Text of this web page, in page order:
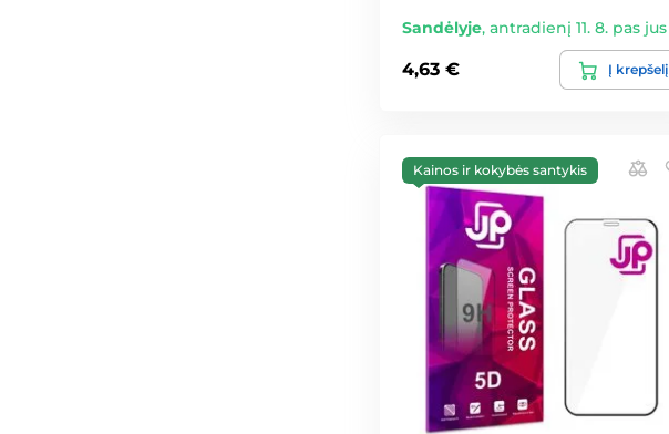
Sandėlyje, antradienį 11. 8. pas jus
4,63 € Į krepšelį
Kainos ir kokybės santykis